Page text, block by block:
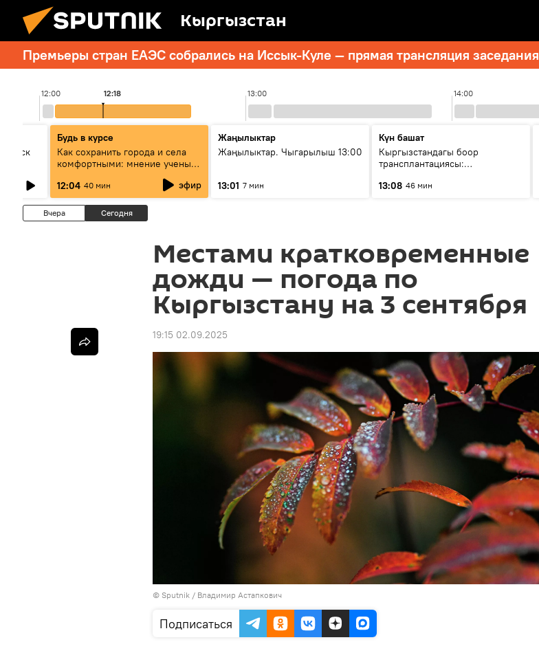
Кыргызстан
Премьеры стран ЕАЭС собрались на Иссык-Куле — прямая трансляция заседания
12:00 13:00 14:00
12:18
Будь в курсе
Как сохранить города и села
комфортными: мнение ученых
12:04 40 мин эфир
Жаңылыктар
Жаңылыктар. Чыгарылыш 13:00
13:01 7 мин
Күн башат
Кыргызстандагы боор
трансплантациясы:
келечеги
13:08 46 мин
Вчера Сегодня
Местами кратковременные
дожди — погода по
Кыргызстану на 3 сентября
19:15 02.09.2025
© Sputnik / Владимир Астапкович
Подписаться